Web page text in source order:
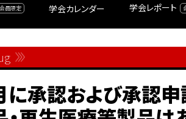
学会カレンダー 学会レポート
承認および承認